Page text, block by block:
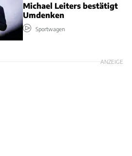
Michael Leiters bestätigt
Umdenken
Sportwagen
ANZEIGE